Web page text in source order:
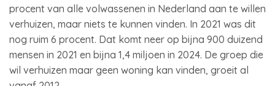
procent van alle volwassenen in Nederland aan te willen
verhuizen, maar niets te kunnen vinden. In 2021 was dit
nog ruim 6 procent. Dat komt neer op bijna 900 duizend
mensen in 2021 en bijna 1,4 miljoen in 2024. De groep die
wil verhuizen maar geen woning kan vinden, groeit al